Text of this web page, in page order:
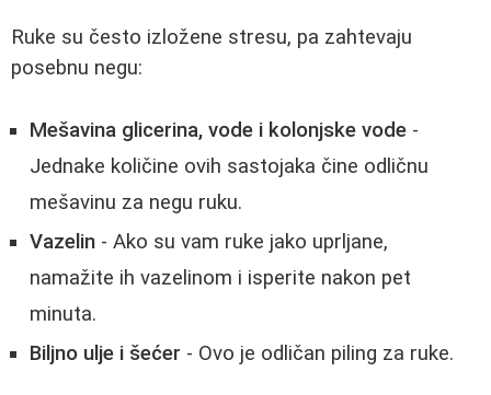
Ruke su često izložene stresu, pa zahtevaju
posebnu negu:
Mešavina glicerina, vode i kolonjske vode -
Jednake količine ovih sastojaka čine odličnu
mešavinu za negu ruku.
Vazelin - Ako su vam ruke jako uprljane,
namažite ih vazelinom i isperite nakon pet
minuta.
Biljno ulje i šećer - Ovo je odličan piling za ruke.